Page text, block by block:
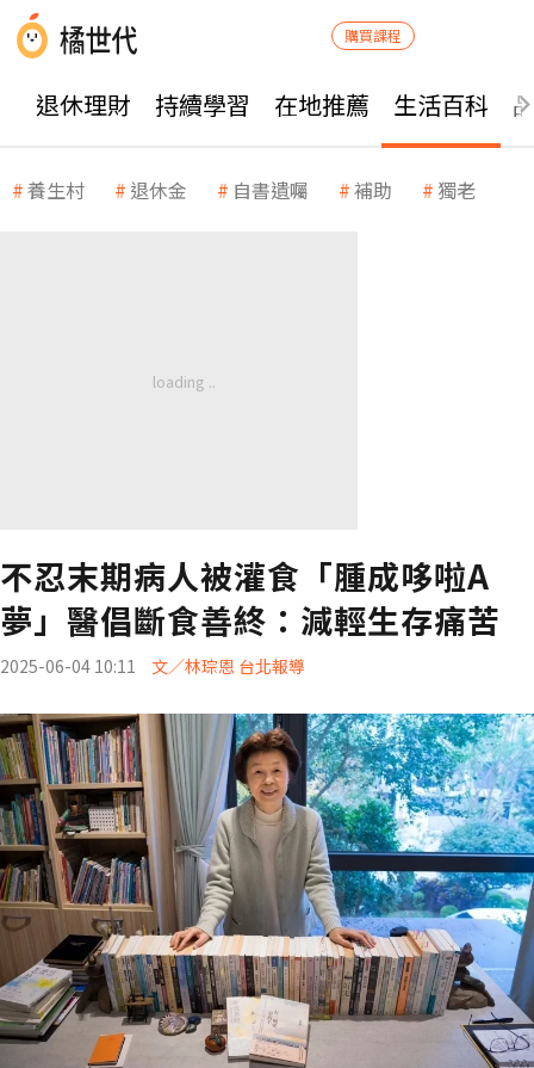
購買課程
退休理財 持續學習 在地推薦 生活百科
養生村 退休金 自書遺囑 補助 獨老
不忍末期病人被灌食「腫成哆啦A
夢」醫倡斷食善終：減輕生存痛苦
2025-06-04 10:11 文／林琮恩 台北報導